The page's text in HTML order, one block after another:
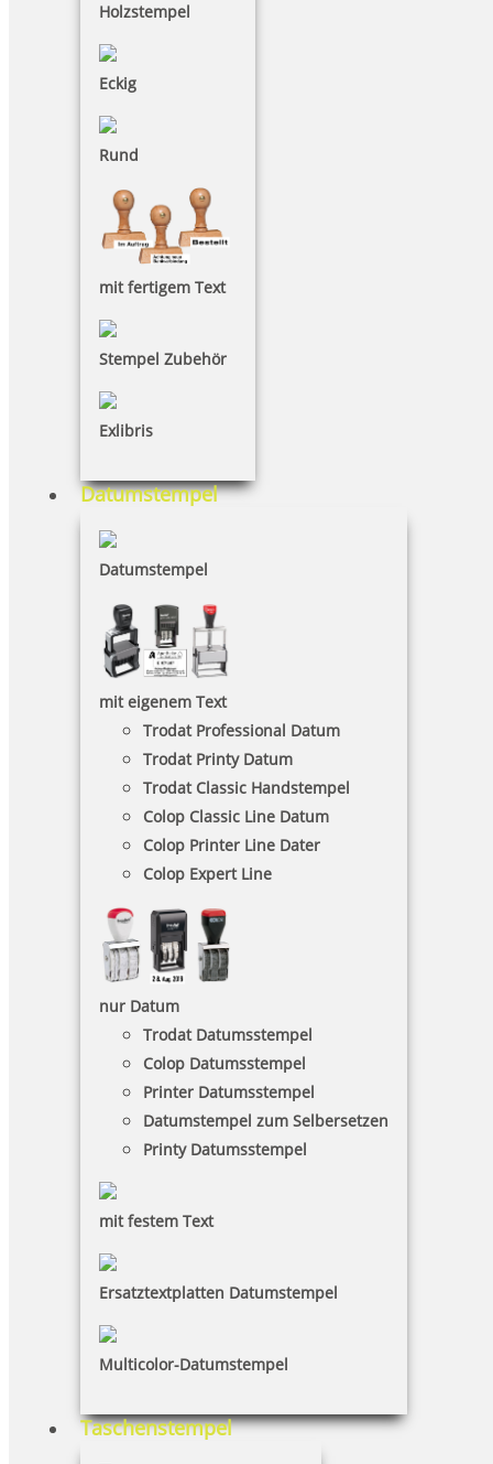
Holzstempel
Eckig
Rund
mit fertigem Text
Stempel Zubehör
Exlibris
Datumstempel
Datumstempel
mit eigenem Text
Trodat Professional Datum
Trodat Printy Datum
Trodat Classic Handstempel
Colop Classic Line Datum
Colop Printer Line Dater
Colop Expert Line
nur Datum
Trodat Datumsstempel
Colop Datumsstempel
Printer Datumsstempel
Datumstempel zum Selbersetzen
Printy Datumsstempel
mit festem Text
Ersatztextplatten Datumstempel
Multicolor-Datumstempel
Taschenstempel
LADOT Liner grün, 4 ml
Jetzt gestalten
Osterstempel 01 Holz Motiv frohe Ostern
Jetzt gestalten